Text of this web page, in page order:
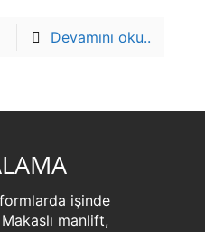
Devamını oku..
işinde
manlift,